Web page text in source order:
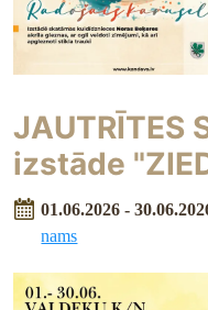
JAUTRĪTES
izstāde
01.06.2026 -
nams